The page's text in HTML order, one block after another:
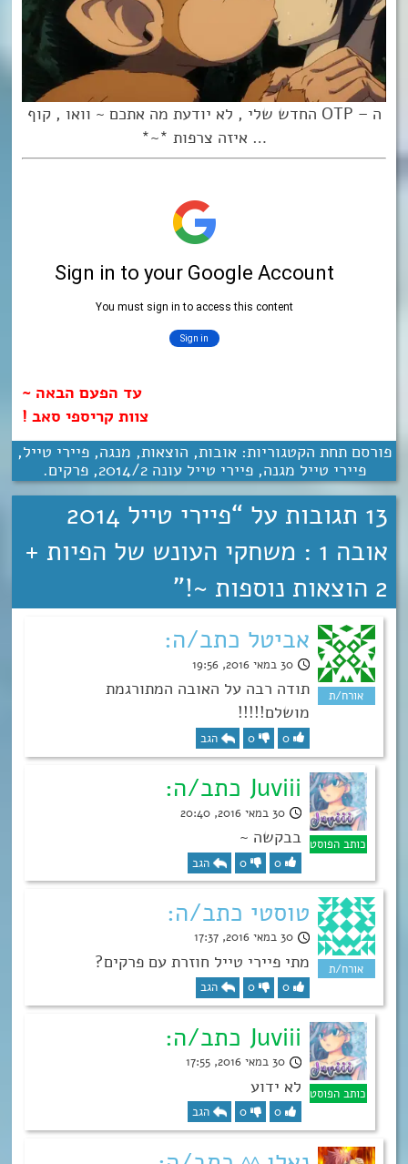
ה – OTP החדש שלי , לא יודעת מה אתכם ~ וואו , קוף
… איזה צרפות *~*
עד הפעם הבאה ~
צוות קריספי סאב !
פורסם תחת הקטגוריות:אובות, הוצאות, מנגה,פיירי טייל,
פיירי טייל מגנה,פיירי טייל עונה 2‏/‎2014 ,פרקים.
13 תגובות על “
פיירי טייל 2014
אובה 1 : משחקי העונש של הפיות +
2 הוצאות נוספות ~!
”
אביטל כתב/ה:
30 במאי 2016, 19:56
תודה רבה על האובה המתורגמת
מושלם!!!!!
0
0 הגב
Juviii כתב/ה:
30 במאי 2016, 20:40
בבקשה ~
0
0 הגב
טוסטי כתב/ה:
30 במאי 2016, 17:37
מתי פיירי טייל חוזרת עם פרקים?
0
0 הגב
Juviii כתב/ה:
30 במאי 2016, 17:55
לא ידוע
0
0 הגב